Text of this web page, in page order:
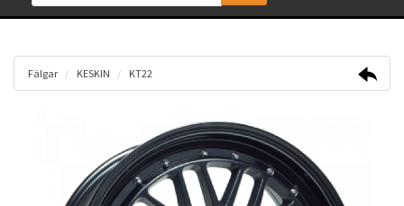
Fälgar KESKIN KT22